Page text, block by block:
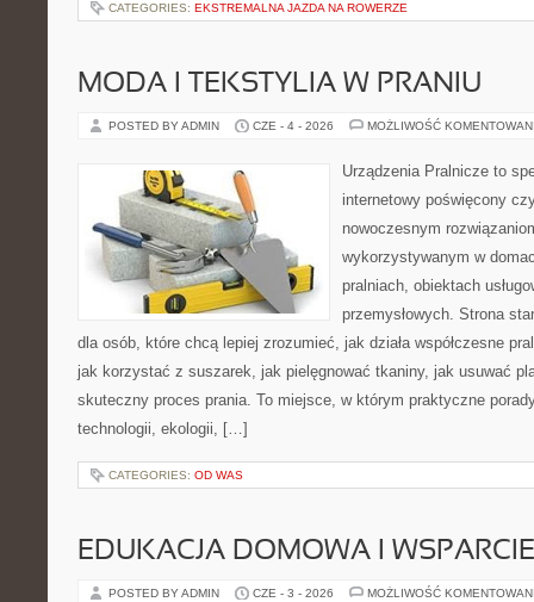
CATEGORIES: EKSTREMALNA JAZDA NA ROWERZE
MODA I TEKSTYLIA W PRANIU
POSTED BY ADMIN CZE - 4 - 2026 MOŻLIWOŚĆ
Urządzenia Pralnicze to
internetowy poświęcony
nowoczesnym
wykorzystywanym w
pralniach, obiektach
przemysłowych. Strona
dla osób, które chcą lepiej zrozumieć, jak działa współczesne
jak korzystać z suszarek, jak pielęgnować tkaniny, jak usuwać
skuteczny proces prania. To miejsce, w którym praktyczne
technologii, ekologii, […]
CATEGORIES: OD WAS
EDUKACJA DOMOWA I
POSTED BY ADMIN CZE - 3 - 2026 MOŻLIWOŚĆ